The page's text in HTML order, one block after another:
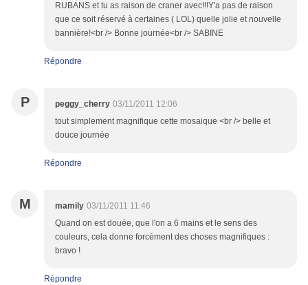
RUBANS et tu as raison de craner avec!!!Y'a pas de raison
que ce soit réservé à certaines ( LOL) quelle jolie et nouvelle
bannière!<br /> Bonne journée<br /> SABINE
Répondre
P peggy_cherry 03/11/2011 12:06
tout simplement magnifique cette mosaique <br /> belle et
douce journée
Répondre
M mamily 03/11/2011 11:46
Quand on est douée, que l'on a 6 mains et le sens des
couleurs, cela donne forcément des choses magnifiques :
bravo !
Répondre